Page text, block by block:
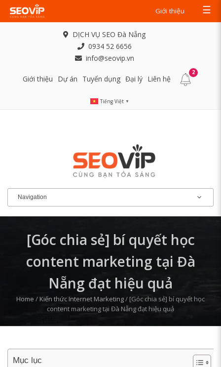
Giới thiệu ☰
DỊCH VỤ SEO Đà Nẵng
0934 52 6656
info@seovip.vn
Giới thiệu Dự án Tuyển dụng Đại lý Liên hệ
2
Tiếng Việt ▼
[Góc chia sẻ] bí quyết học
content marketing tại Đà
Nẵng đạt hiệu quả
Home /Kiến thức Internet Marketing/ [Góc chia sẻ] bí quyết học
content marketing tại Đà Nẵng đạt hiệu quả
Mục lục